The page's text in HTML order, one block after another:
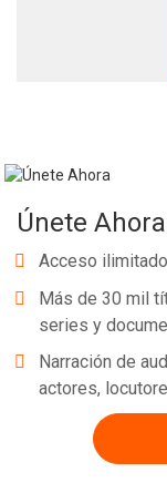
Únete Ahora
Acceso
Más de 30 mil
series y
Narración de
actores,